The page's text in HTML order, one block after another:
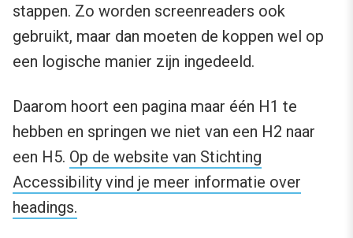
stappen. Zo worden screenreaders ook
gebruikt, maar dan moeten de koppen wel op
een logische manier zijn ingedeeld.
Daarom hoort een pagina maar één H1 te
hebben en springen we niet van een H2 naar
een H5. Op de website van Stichting
Accessibility vind je meer informatie over
headings.